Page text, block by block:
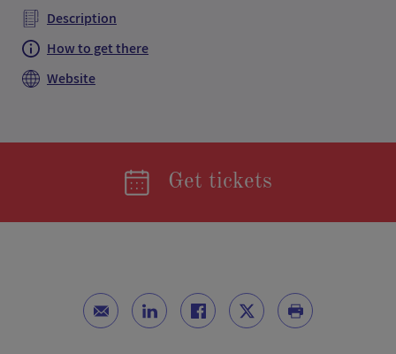
Description
How to get there
Website
Get tickets